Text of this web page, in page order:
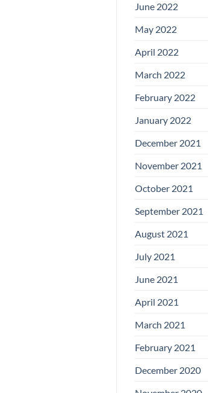
June 2022
May 2022
April 2022
March 2022
February 2022
January 2022
December 2021
November 2021
October 2021
September 2021
August 2021
July 2021
June 2021
April 2021
March 2021
February 2021
December 2020